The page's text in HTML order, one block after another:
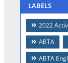
LABELS
2022
ABTA
ABTA